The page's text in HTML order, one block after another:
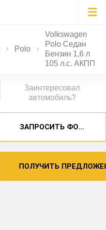
Polo
Volkswagen
Polo Седан
Бензин 1,6 л
105 л.с. АКПП
Заинтересовал
автомобиль?
ЗАПРОСИТЬ
ПОЛУЧИТЬ